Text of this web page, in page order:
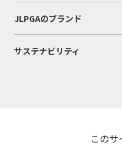
JLPGAのブランド
サステナビリティ
この